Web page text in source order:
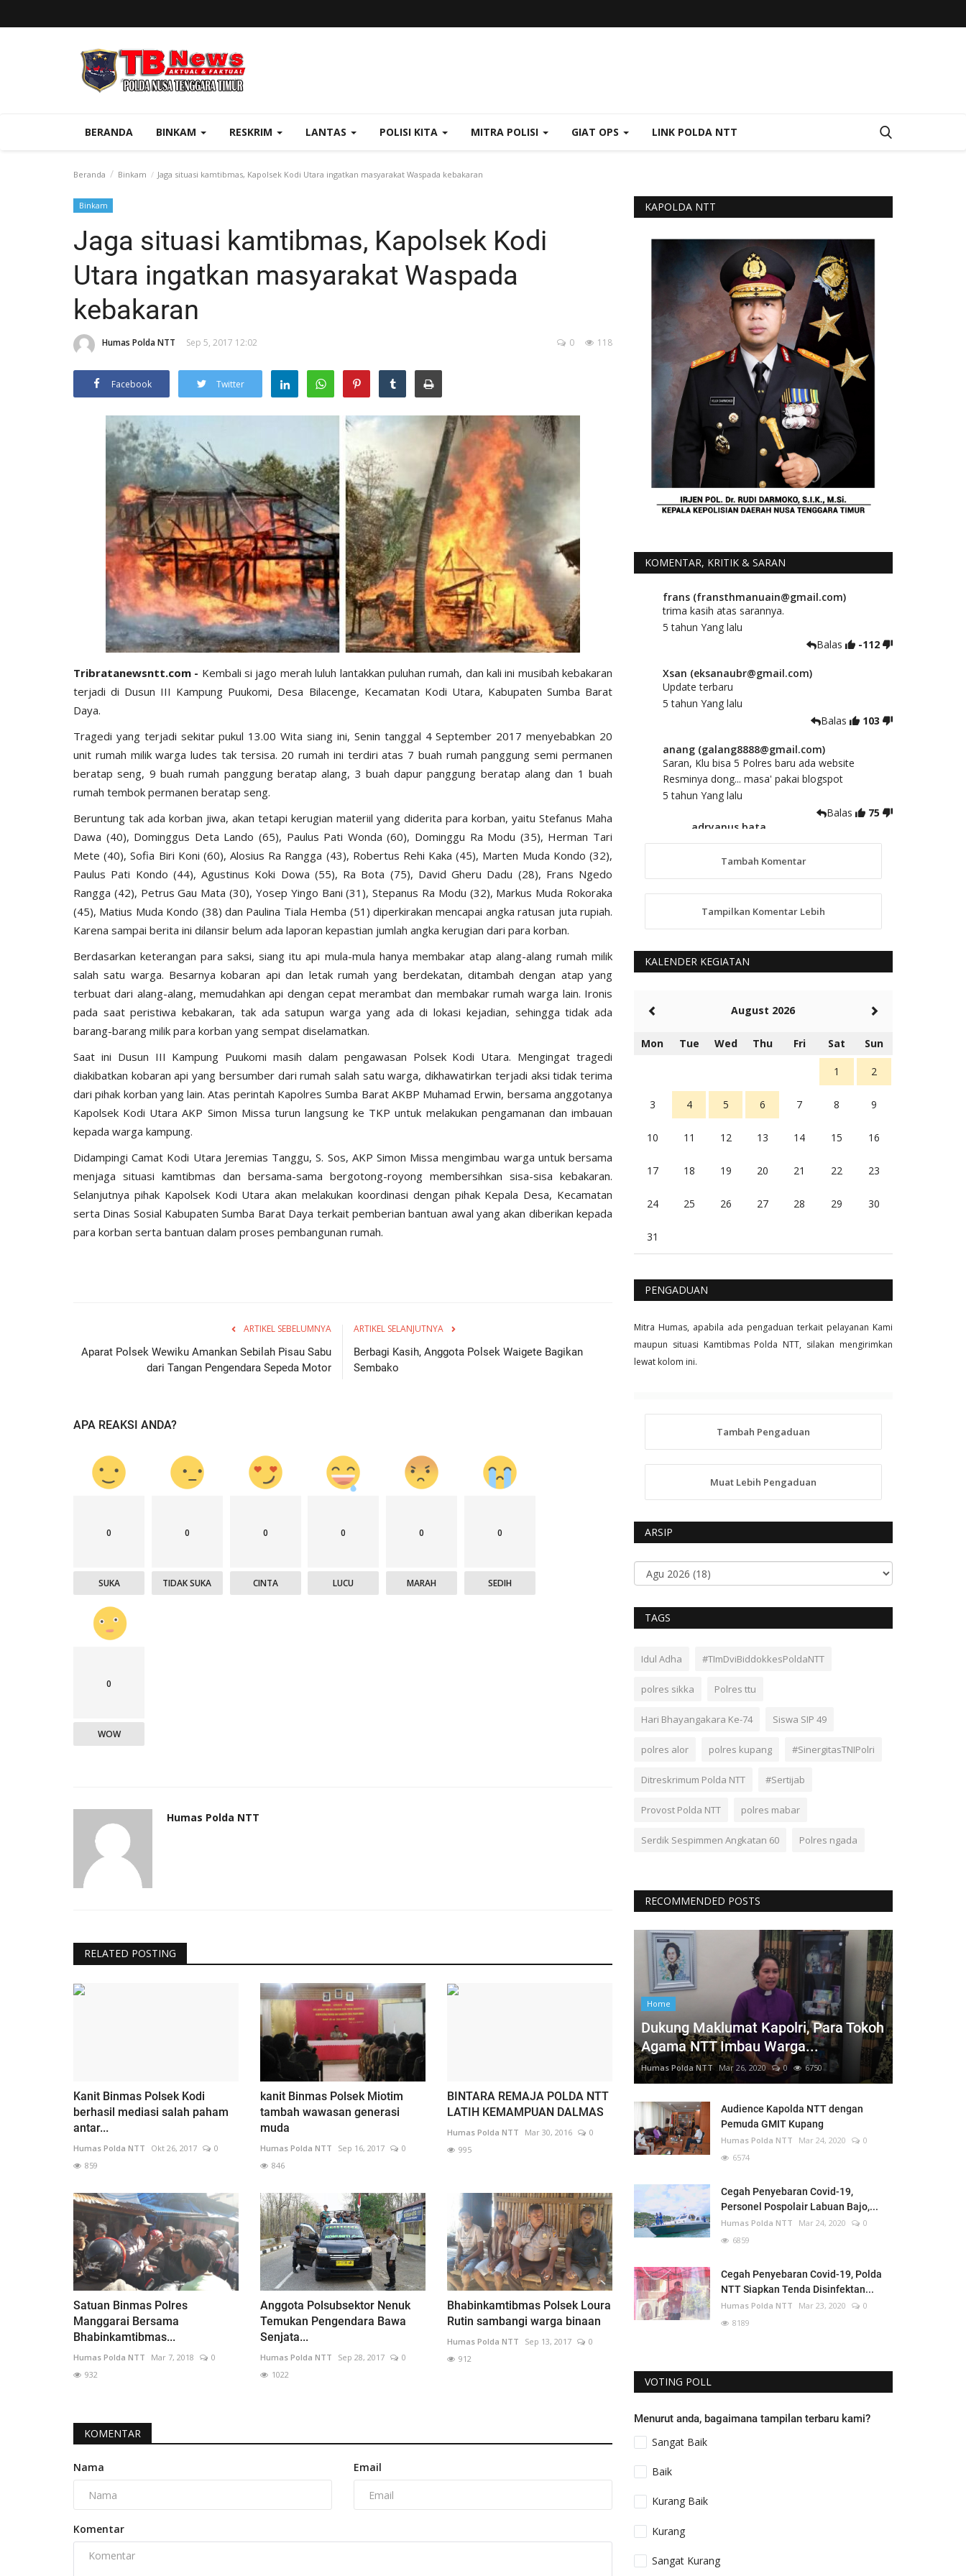
BERANDA BINKAM RESKRIM LANTAS POLISI KITA MITRA POLISI GIAT OPS LINK POLDA NTT
Beranda Binkam Jaga situasi kamtibmas, Kapolsek Kodi Utara ingatkan masyarakat Waspada kebakaran
Binkam
Jaga situasi kamtibmas, Kapolsek Kodi
Utara ingatkan masyarakat Waspada
kebakaran
Humas Polda NTT Sep 5, 2017 12:02 118
0
Facebook Twitter
Tribratanewsntt.com - Kembali si jago merah luluh lantakkan puluhan rumah, dan kali ini musibah kebakaran
terjadi di Dusun III Kampung Puukomi, Desa Bilacenge, Kecamatan Kodi Utara, Kabupaten Sumba Barat
Daya.
Tragedi yang terjadi sekitar pukul 13.00 Wita siang ini, Senin tanggal 4 September 2017 menyebabkan 20
unit rumah milik warga ludes tak tersisa. 20 rumah ini terdiri atas 7 buah rumah panggung semi permanen
beratap seng, 9 buah rumah panggung beratap alang, 3 buah dapur panggung beratap alang dan 1 buah
rumah tembok permanen beratap seng.
Beruntung tak ada korban jiwa, akan tetapi kerugian materiil yang diderita para korban, yaitu Stefanus Maha
Dawa (40), Dominggus Deta Lando (65), Paulus Pati Wonda (60), Dominggu Ra Modu (35), Herman Tari
Mete (40), Sofia Biri Koni (60), Alosius Ra Rangga (43), Robertus Rehi Kaka (45), Marten Muda Kondo (32),
Paulus Pati Kondo (44), Agustinus Koki Dowa (55), Ra Bota (75), David Gheru Dadu (28), Frans Ngedo
Rangga (42), Petrus Gau Mata (30), Yosep Yingo Bani (31), Stepanus Ra Modu (32), Markus Muda Rokoraka
(45), Matius Muda Kondo (38) dan Paulina Tiala Hemba (51) diperkirakan mencapai angka ratusan juta rupiah.
Karena sampai berita ini dilansir belum ada laporan kepastian jumlah angka kerugian dari para korban.
Berdasarkan keterangan para saksi, siang itu api mula-mula hanya membakar atap alang-alang rumah milik
salah satu warga. Besarnya kobaran api dan letak rumah yang berdekatan, ditambah dengan atap yang
terbuat dari alang-alang, memudahkan api dengan cepat merambat dan membakar rumah warga lain. Ironis
pada saat peristiwa kebakaran, tak ada satupun warga yang ada di lokasi kejadian, sehingga tidak ada
barang-barang milik para korban yang sempat diselamatkan.
Saat ini Dusun III Kampung Puukomi masih dalam pengawasan Polsek Kodi Utara. Mengingat tragedi
diakibatkan kobaran api yang bersumber dari rumah salah satu warga, dikhawatirkan terjadi aksi tidak terima
dari pihak korban yang lain. Atas perintah Kapolres Sumba Barat AKBP Muhamad Erwin, bersama anggotanya
Kapolsek Kodi Utara AKP Simon Missa turun langsung ke TKP untuk melakukan pengamanan dan imbauan
kepada warga kampung.
Didampingi Camat Kodi Utara Jeremias Tanggu, S. Sos, AKP Simon Missa mengimbau warga untuk bersama
menjaga situasi kamtibmas dan bersama-sama bergotong-royong membersihkan sisa-sisa kebakaran.
Selanjutnya pihak Kapolsek Kodi Utara akan melakukan koordinasi dengan pihak Kepala Desa, Kecamatan
serta Dinas Sosial Kabupaten Sumba Barat Daya terkait pemberian bantuan awal yang akan diberikan kepada
para korban serta bantuan dalam proses pembangunan rumah.
ARTIKEL SEBELUMNYA
Aparat Polsek Wewiku Amankan Sebilah Pisau Sabu
dari Tangan Pengendara Sepeda Motor
ARTIKEL SELANJUTNYA
Berbagi Kasih, Anggota Polsek Waigete Bagikan
Sembako
APA REAKSI ANDA?
0
SUKA
0
TIDAK SUKA
0
CINTA
0
LUCU
0
MARAH
0
SEDIH
0
WOW
Humas Polda NTT
RELATED POSTING
Kanit Binmas Polsek Kodi
berhasil mediasi salah paham
antar...
Humas Polda NTT Okt 26, 2017
0
859
kanit Binmas Polsek Miotim
tambah wawasan generasi
muda
Humas Polda NTT Sep 16, 2017
0
846
BINTARA REMAJA POLDA NTT
LATIH KEMAMPUAN DALMAS
Humas Polda NTT Mar 30, 2016
0
995
Satuan Binmas Polres
Manggarai Bersama
Bhabinkamtibmas...
Humas Polda NTT Mar 7, 2018
0
932
Anggota Polsubsektor Nenuk
Temukan Pengendara Bawa
Senjata...
Humas Polda NTT Sep 28, 2017
0
1022
Bhabinkamtibmas Polsek Loura
Rutin sambangi warga binaan
Humas Polda NTT Sep 13, 2017
0
912
KOMENTAR
Nama Email
Komentar
KAPOLDA NTT
KOMENTAR, KRITIK & SARAN
frans (fransthmanuain@gmail.com)
trima kasih atas sarannya.
5 tahun Yang lalu
Balas
-112
Xsan (eksanaubr@gmail.com)
Update terbaru
5 tahun Yang lalu
Balas
103
anang (galang8888@gmail.com)
Saran, Klu bisa 5 Polres baru ada website
Resminya dong... masa' pakai blogspot
5 tahun Yang lalu
Balas
75
adryanus bata
kami tindaklanjuti
5 tahun Yang lalu
88
anggy (anakkaos@gmail.com)
Sumba Barat Aman, Trmksih Pak Polisi
5 tahun Yang lalu
Rambu (rambu03@gmail.com)
5 tahun Yang lalu
Balas
16
Tambah Komentar
Tampilkan Komentar Lebih
KALENDER KEGIATAN
August 2026
Mon Tue Wed Thu Fri Sat Sun
1 2
3 4 5 6 7 8 9
10 11 12 13 14 15 16
17 18 19 20 21 22 23
24 25 26 27 28 29 30
31
PENGADUAN
Mitra Humas, apabila ada pengaduan terkait pelayanan Kami
maupun situasi Kamtibmas Polda NTT, silakan mengirimkan
lewat kolom ini.
Tambah Pengaduan
Muat Lebih Pengaduan
ARSIP
TAGS
Idul Adha #TImDviBiddokkesPoldaNTT
polres sikka Polres ttu
Hari Bhayangakara Ke-74 Siswa SIP 49
polres alor polres kupang #SinergitasTNIPolri
Ditreskrimum Polda NTT #Sertijab
Provost Polda NTT polres mabar
Serdik Sespimmen Angkatan 60 Polres ngada
RECOMMENDED POSTS
Home
Dukung Maklumat Kapolri, Para Tokoh
Agama NTT Imbau Warga...
Humas Polda NTT Mar 26, 2020 0 6750
Audience Kapolda NTT dengan
Pemuda GMIT Kupang
Humas Polda NTT Mar 24, 2020
0
6574
Cegah Penyebaran Covid-19,
Personel Pospolair Labuan Bajo,...
Humas Polda NTT Mar 24, 2020
0
6859
Cegah Penyebaran Covid-19, Polda
NTT Siapkan Tenda Disinfektan...
Humas Polda NTT Mar 23, 2020
0
8189
VOTING POLL
Menurut anda, bagaimana tampilan terbaru kami?
Sangat Baik
Baik
Kurang Baik
Kurang
Sangat Kurang